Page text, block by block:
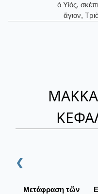
ὁ Υἱός,
ἅγιον,
❮
Μετάφραση τῶν